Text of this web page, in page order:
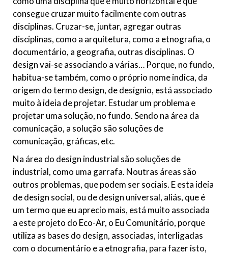
consegue cruzar muito facilmente com outras
disciplinas. Cruzar-se, juntar, agregar outras
disciplinas, como a arquitetura, como a etnografia, o
documentário, a geografia, outras disciplinas. O
design vai-se associando a várias… Porque, no fundo,
habitua-se também, como o próprio nome indica, da
origem do termo design, de desígnio, está associado
muito à ideia de projetar. Estudar um problema e
projetar uma solução, no fundo. Sendo na área da
comunicação, a solução são soluções de
comunicação, gráficas, etc.
Na área do design industrial são soluções de
industrial, como uma garrafa. Noutras áreas são
outros problemas, que podem ser sociais. E esta ideia
de design social, ou de design universal, aliás, que é
um termo que eu aprecio mais, está muito associada
a este projeto do Eco-Ar, o Eu Comunitário, porque
utiliza as bases do design, associadas, interligadas
com o documentário e a etnografia, para fazer isto,